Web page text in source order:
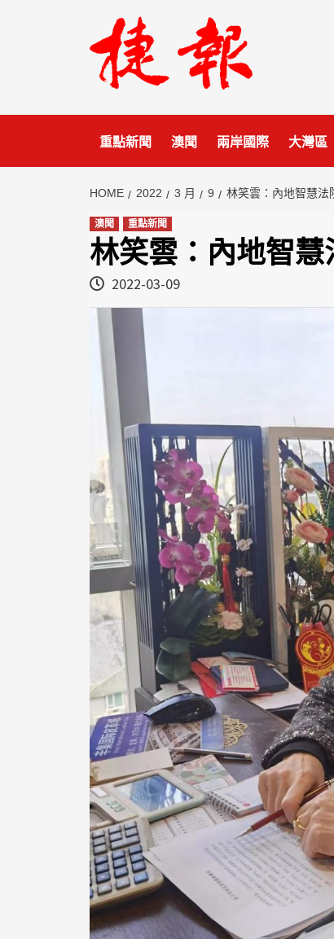
重點新聞 澳聞 兩岸國際 大灣區
HOME 2022 3 月 9 林笑雲：內地智慧法
澳聞 重點新聞
林笑雲：內地智
2022-03-09